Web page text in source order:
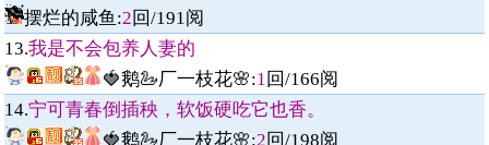
摆烂的咸鱼:2回/191阅
13.我是不会包养人妻的
🍓鹅🦢厂一枝花🌸:1回/166阅
14.宁可青春倒插秧，软饭硬吃它也香。
🍓鹅🦢厂一枝花🌸:2回/198阅